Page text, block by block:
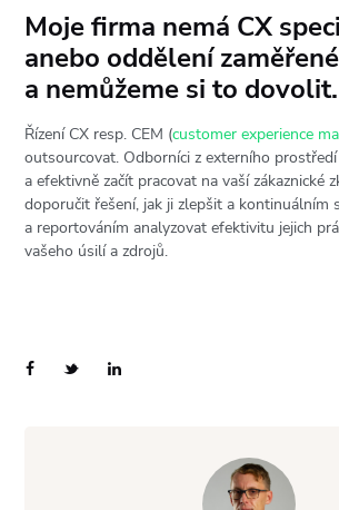
Moje firma nemá CX
anebo oddělení
a nemůžeme si to
Řízení CX resp. CEM (customer experience
outsourcovat. Odborníci z externího
a efektivně začít pracovat na vaší zákaznické
doporučit řešení, jak ji zlepšit a kontinuálním
a reportováním analyzovat efektivitu jejich
vašeho úsilí a zdrojů.